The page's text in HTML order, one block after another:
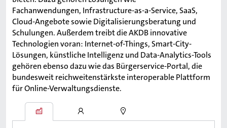
Fachanwendungen, Infrastructure-as-a-Service, SaaS,
Cloud-Angebote sowie Digitalisierungsberatung und
Schulungen. Außerdem treibt die AKDB innovative
Technologien voran: Internet-of-Things, Smart-City-
Lösungen, künstliche Intelligenz und Data-Analytics-Tools
gehören ebenso dazu wie das Bürgerservice-Portal, die
bundesweit reichweitenstärkste interoperable Plattform
für Online-Verwaltungsdienste.